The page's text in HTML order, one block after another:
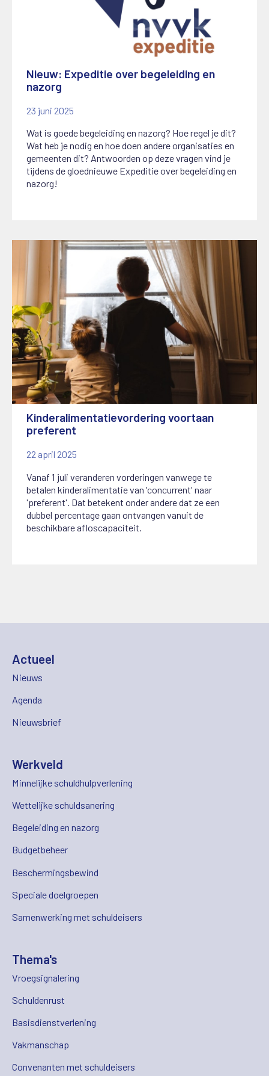
Nieuw: Expeditie over begeleiding en
nazorg
23 juni 2025
Wat is goede begeleiding en nazorg? Hoe regel je dit?
Wat heb je nodig en hoe doen andere organisaties en
gemeenten dit? Antwoorden op deze vragen vind je
tijdens de gloednieuwe Expeditie over begeleiding en
nazorg!
Kinderalimentatievordering voortaan
preferent
22 april 2025
Vanaf 1 juli veranderen vorderingen vanwege te
betalen kinderalimentatie van 'concurrent' naar
'preferent'. Dat betekent onder andere dat ze een
dubbel percentage gaan ontvangen vanuit de
beschikbare afloscapaciteit.
Actueel
Nieuws
Agenda
Nieuwsbrief
Werkveld
Minnelijke schuldhulpverlening
Wettelijke schuldsanering
Begeleiding en nazorg
Budgetbeheer
Beschermingsbewind
Speciale doelgroepen
Samenwerking met schuldeisers
Thema's
Vroegsignalering
Schuldenrust
Basisdienstverlening
Vakmanschap
Convenanten met schuldeisers